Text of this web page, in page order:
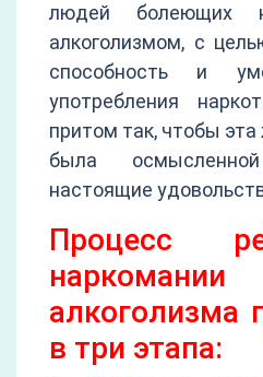
людей болеющих
алкоголизмом, с
способность и
употребления
притом так, чтобы
была
настоящие
Процесс
алкоголизма
в три этапа: